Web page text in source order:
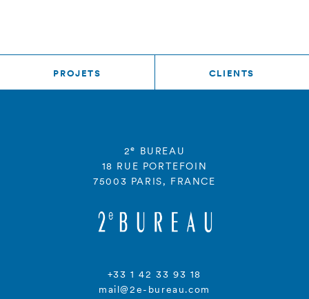
PROJETS CLIENTS
2e
BUREAU
18 RUE PORTEFOIN
75003 PARIS, FRANCE
+33 1 42 33 93 18
mail@2e-bureau.com